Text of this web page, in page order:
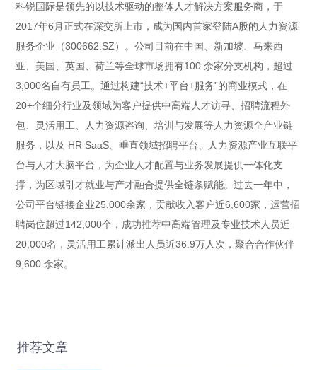
科锐国际是领先的以技术驱动的整体人才解决方案服务商，于
2017年6月正式在深交所上市，成为国内首家登陆A股的人力资源
服务企业（300662.SZ）。公司目前在中国、新加坡、马来西
亚、美国、英国、荷兰等全球市场拥有100 余家分支机构，超过
3,000名自有员工。通过构建“技术+平台+服务”的商业模式，在
20+个细分行业及领域为客户提供中高端人才访寻、招聘流程外
包、灵活用工、人力资源咨询、培训与发展等人力资源全产业链
服务，以及 HR SaaS、垂直领域招聘平台、人力资源产业互联平
台与人才大脑平台，为企业人才配置与业务发展提供一体化支
撑，为区域引才就业与产才融合提供全链条赋能。过去一年中，
公司平台链接企业25,000余家，贡献收入客户近6,600家，运营招
聘岗位超过142,000个，成功推荐中高端管理及专业技术人员近
20,000名，灵活用工累计派出人员近36.9万人次，聚合合作伙伴
9,600 余家。
推荐文章